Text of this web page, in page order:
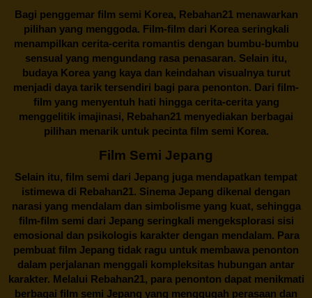
Bagi penggemar film semi Korea, Rebahan21menawarkan
pilihan yang menggoda. Film-film dari Korea seringkali
menampilkan cerita-cerita romantis dengan bumbu-bumbu
sensual yang mengundang rasa penasaran. Selain itu,
budaya Korea yang kaya dan keindahan visualnya turut
menjadi daya tarik tersendiri bagi para penonton. Dari film-
film yang menyentuh hati hingga cerita-cerita yang
menggelitik imajinasi, Rebahan21 menyediakan berbagai
pilihan menarik untuk pecinta film semi Korea.
Film Semi Jepang
Selain itu, film semi dari Jepang juga mendapatkan tempat
istimewa di Rebahan21. Sinema Jepang dikenal dengan
narasi yang mendalam dan simbolisme yang kuat, sehingga
film-film semi dari Jepang seringkali mengeksplorasi sisi
emosional dan psikologis karakter dengan mendalam. Para
pembuat film Jepang tidak ragu untuk membawa penonton
dalam perjalanan menggali kompleksitas hubungan antar
karakter. Melalui Rebahan21, para penonton dapat menikmati
berbagai film semi Jepang yang menggugah perasaan dan